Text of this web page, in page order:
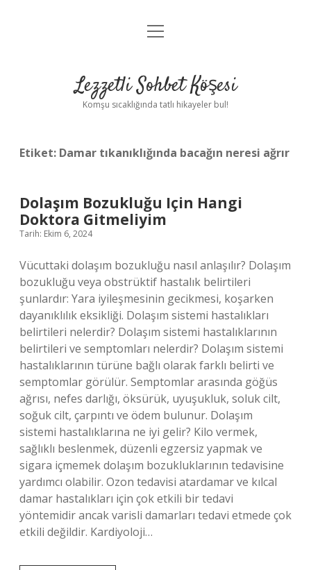
Anasayfa
Yasal Uyarı
menüyü
Lezzetli Sohbet Köşesi
Komşu sıcaklığında tatlı hikayeler bul!
Etiket: Damar tıkanıklığında bacağın neresi ağrır
Dolaşım Bozukluğu Için Hangi
Doktora Gitmeliyim
Tarih: Ekim 6, 2024
Vücuttaki dolaşım bozukluğu nasıl anlaşılır? Dolaşım
bozukluğu veya obstrüktif hastalık belirtileri
şunlardır: Yara iyileşmesinin gecikmesi, koşarken
dayanıklılık eksikliği. Dolaşım sistemi hastalıkları
belirtileri nelerdir? Dolaşım sistemi hastalıklarının
belirtileri ve semptomları nelerdir? Dolaşım sistemi
hastalıklarının türüne bağlı olarak farklı belirti ve
semptomlar görülür. Semptomlar arasında göğüs
ağrısı, nefes darlığı, öksürük, uyuşukluk, soluk cilt,
soğuk cilt, çarpıntı ve ödem bulunur. Dolaşım
sistemi hastalıklarına ne iyi gelir? Kilo vermek,
sağlıklı beslenmek, düzenli egzersiz yapmak ve
sigara içmemek dolaşım bozukluklarının tedavisine
yardımcı olabilir. Ozon tedavisi atardamar ve kılcal
damar hastalıkları için çok etkili bir tedavi
yöntemidir ancak varisli damarları tedavi etmede çok
etkili değildir. Kardiyoloji…